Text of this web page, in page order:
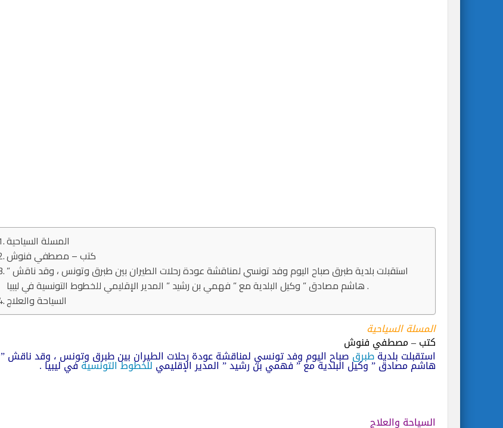
المسلة السياحية
كتب – مصطفي فنوش
استقبلت بلدية طبرق صباح اليوم وفد تونسي لمناقشة عودة رحلات الطيران بين طبرق وتونس ، وقد ناقش ”
هاشم مصادق ” وكيل البلدية مع ” فهمي بن رشيد ” المدير الإقليمي للخطوط التونسية في ليبيا .
السياحة والعلاج
المسلة السياحية
كتب – مصطفي فنوش
استقبلت بلديةطبرق صباح اليوم وفد تونسي لمناقشة عودة رحلات الطيران بين طبرق وتونس ، وقد ناقش ”
هاشم مصادق ” وكيل البلدية مع ” فهمي بن رشيد ” المدير الإقليميللخطوط التونسيةفي ليبيا .
السياحة والعلاج